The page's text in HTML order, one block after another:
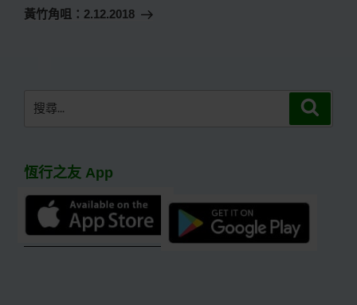
章
一
黃竹角咀：2.12.2018
尋
字:
恆行之友 App